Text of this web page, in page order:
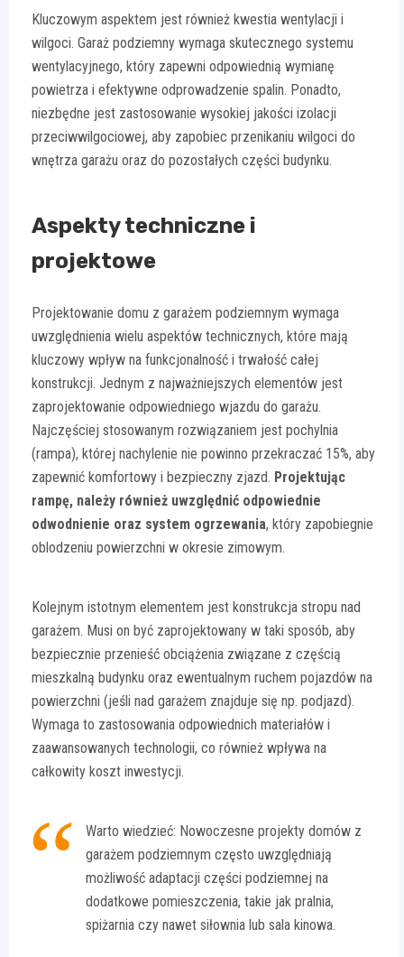
Kluczowym aspektem jest również kwestia wentylacji i
wilgoci. Garaż podziemny wymaga skutecznego systemu
wentylacyjnego, który zapewni odpowiednią wymianę
powietrza i efektywne odprowadzenie spalin. Ponadto,
niezbędne jest zastosowanie wysokiej jakości izolacji
przeciwwilgociowej, aby zapobiec przenikaniu wilgoci do
wnętrza garażu oraz do pozostałych części budynku.
Aspekty techniczne i
projektowe
Projektowanie domu z garażem podziemnym wymaga
uwzględnienia wielu aspektów technicznych, które mają
kluczowy wpływ na funkcjonalność i trwałość całej
konstrukcji. Jednym z najważniejszych elementów jest
zaprojektowanie odpowiedniego wjazdu do garażu.
Najczęściej stosowanym rozwiązaniem jest pochylnia
(rampa), której nachylenie nie powinno przekraczać 15%, aby
zapewnić komfortowy i bezpieczny zjazd. Projektując
rampę, należy również uwzględnić odpowiednie
odwodnienie oraz system ogrzewania, który zapobiegnie
oblodzeniu powierzchni w okresie zimowym.
Kolejnym istotnym elementem jest konstrukcja stropu nad
garażem. Musi on być zaprojektowany w taki sposób, aby
bezpiecznie przenieść obciążenia związane z częścią
mieszkalną budynku oraz ewentualnym ruchem pojazdów na
powierzchni (jeśli nad garażem znajduje się np. podjazd).
Wymaga to zastosowania odpowiednich materiałów i
zaawansowanych technologii, co również wpływa na
całkowity koszt inwestycji.
Warto wiedzieć: Nowoczesne projekty domów z
garażem podziemnym często uwzględniają
możliwość adaptacji części podziemnej na
dodatkowe pomieszczenia, takie jak pralnia,
spiżarnia czy nawet siłownia lub sala kinowa.